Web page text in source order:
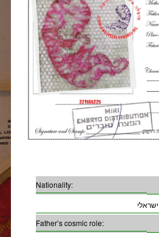
Nationality:
ישראלי
Father’s cosmic role: